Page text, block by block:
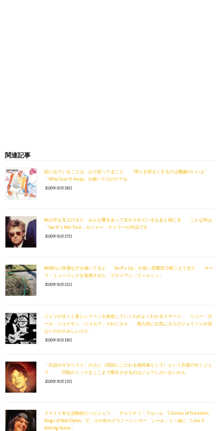
関連記事
顔に出ていることは、心で思ってること ”周りを明るくするのは機嫌のいい人”
「Why Give It Away」を聴いて心のケアを
2020年10月28日
秋の空を見上げると、みんな響きあって生かされているなあと感じる こんな時は
「Say It's Not True」ロジャー・テイラーの作品です
2020年10月27日
秋晴れに快適な汗を掻いてると 「Surf's Up」が良い雰囲気で聴こえてきた サー
フ・ミュージックを発展させた「ブライアン・ウィルソン」
2020年10月21日
ジェフが次々と新しいファンを創造していくのがよくわかるステージ リジー・ボ
ール、ジョナサン・ジョセフ、それにタル 個人的にお気に入りのジェイソンが居
ないのがさみしいけど
2020年10月18日
「伝説のギタリスト」の上に（現役にこだわる挑戦者として）という言葉の付くジェ
フ 円熟のミックをここまで際出させるのはジェフしかいないかも
2020年10月13日
２０１１年も活動的だったジェフ チャリティ・アルバム「Chimes of Freedom:
Songs of Bob Dylan」で、その年のグラミーシンガー「シール」と一緒に「Like A
Rolling Stone」